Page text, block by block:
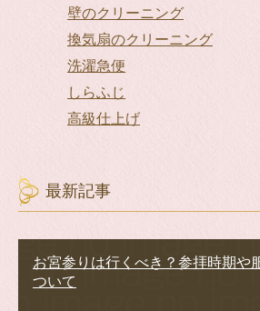
壁のクリーニング
換気扇のクリーニング
洗濯急便
しらふじ
高級仕上げ
最新記事
お宮参りは行くべき？参拝時期や
ついて